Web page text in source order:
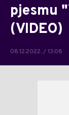
pjesmu
(VIDEO)
08.12.2022. / 13:08